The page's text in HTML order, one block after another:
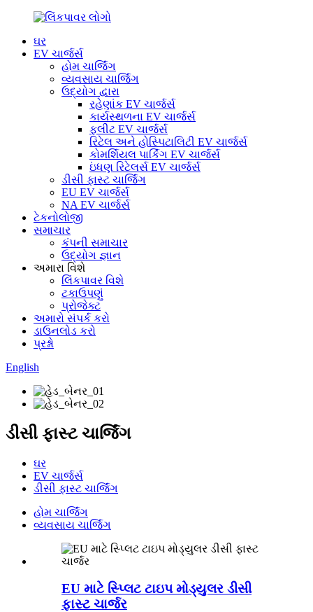
ઘર
EV ચાર્જર્સ
હોમ ચાર્જિંગ
વ્યવસાય ચાર્જિંગ
ઉદ્યોગ દ્વારા
રહેણાંક EV ચાર્જર્સ
કાર્યસ્થળના EV ચાર્જર્સ
ફ્લીટ EV ચાર્જર્સ
રિટેલ અને હોસ્પિટાલિટી EV ચાર્જર્સ
કોમર્શિયલ પાર્કિંગ EV ચાર્જર્સ
ઇંધણ રિટેલર્સ EV ચાર્જર્સ
ડીસી ફાસ્ટ ચાર્જિંગ
EU EV ચાર્જર્સ
NA EV ચાર્જર્સ
ટેકનોલોજી
સમાચાર
કંપની સમાચાર
ઉદ્યોગ જ્ઞાન
અમારા વિશે
લિંકપાવર વિશે
ટકાઉપણું
પ્રોજેક્ટ
અમારો સંપર્ક કરો
ડાઉનલોડ કરો
પ્રશ્નો
English
ડીસી ફાસ્ટ ચાર્જિંગ
ઘર
EV ચાર્જર્સ
ડીસી ફાસ્ટ ચાર્જિંગ
હોમ ચાર્જિંગ
વ્યવસાય ચાર્જિંગ
EU માટે સ્પ્લિટ ટાઇપ મોડ્યુલર ડીસી
ફાસ્ટ ચાર્જર